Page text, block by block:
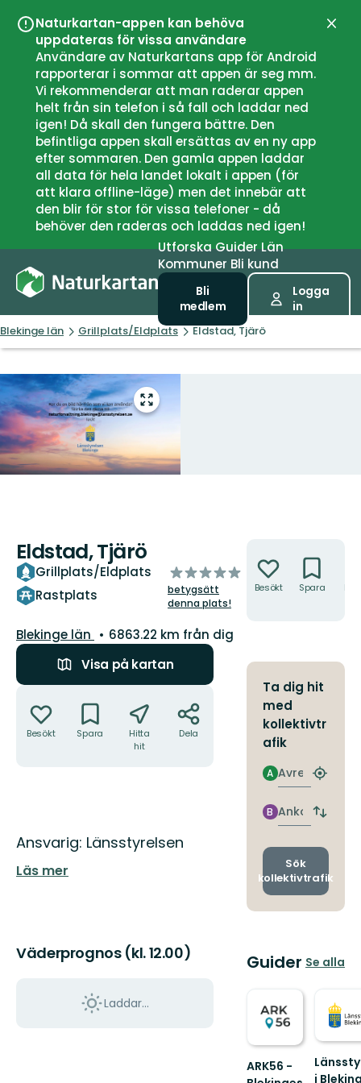
Naturkartan-appen kan behöva
uppdateras för vissa användare
Användare av Naturkartans app för Android
rapporterar i sommar att appen är seg mm.
Vi rekommenderar att man raderar appen
helt från sin telefon i så fall och laddar ned
igen! Då skall den fungera bättre. Den
befintliga appen skall ersättas av en ny app
efter sommaren. Den gamla appen laddar
all data för hela landet lokalt i appen (för
att klara offline-läge) men det innebär att
den blir för stor för vissa telefoner - då
behöver den raderas och laddas ned igen!
UtforskaGuiderLän
Kommuner Bli kund
Bli
medlem
Logga
in
Blekinge län Grillplats/Eldplats Eldstad, Tjärö
Gå
till
Eldstad, Tjärö
Grillplats/Eldplats
Rastplats
av
5
stjärnor
betygsätt
denna plats!
Län:
Blekinge län
6863.22 km från dig
Visa på kartan
Besökt Spara
Hitta
hit
Dela
Beskrivning
Ansvarig: Länsstyrelsen
Läs mer
Väderprognos (kl. 12.00)
Laddar...
Besökt Spara
Ta dig hit
med
kollektivtr
afik
Avresa
A
Hitta
Ankomst
B
Byt
och
Sök
kollektivtrafik
Guider Se alla
ARK56 -
i